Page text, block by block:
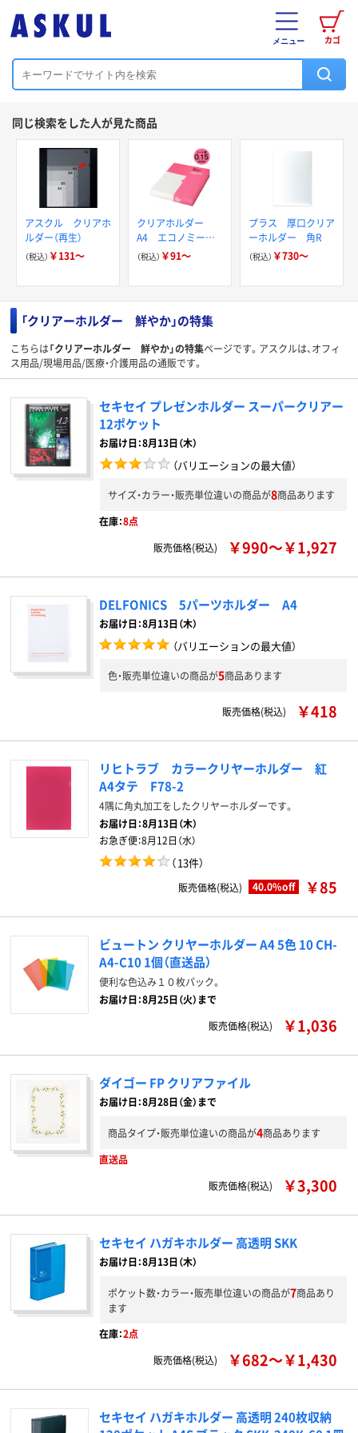
カゴ
メニュー
同じ検索をした人が見た商品
アスクル クリアホ
ルダー（再生）
（税込） ￥131～
クリアホルダー
A4 エコノミース
リム アスクル フ
（税込） ￥91～
プラス 厚口クリア
ーホルダー 角R
（税込） ￥730～
「クリアーホルダー 鮮やか」の特集
こちらは「クリアーホルダー 鮮やか」の特集ページです。アスクルは、オフィ
ス用品/現場用品/医療・介護用品の通販です。
セキセイ プレゼンホルダー スーパークリアー
12ポケット
お届け日：8月13日（木）
（バリエーションの最大値）
サイズ・カラー・販売単位違いの商品が8商品あります
在庫：8点
販売価格(税込)
￥990～￥1,927
DELFONICS 5パーツホルダー A4
お届け日：8月13日（木）
（バリエーションの最大値）
色・販売単位違いの商品が5商品あります
販売価格(税込) ￥418
リヒトラブ カラークリヤーホルダー 紅
A4タテ F78-2
4隅に角丸加工をしたクリヤーホルダーです。
お届け日：8月13日（木）
お急ぎ便：8月12日（水）
（13件）
販売価格(税込) 40.0%off ￥85
ビュートン クリヤーホルダー A4 5色 10 CH-
A4-C10 1個（直送品）
便利な色込み１０枚パック。
お届け日：8月25日（火）まで
販売価格(税込)
￥1,036
ダイゴー FP クリアファイル
お届け日：8月28日（金）まで
商品タイプ・販売単位違いの商品が4商品あります
直送品
販売価格(税込)
￥3,300
セキセイ ハガキホルダー 高透明 SKK
お届け日：8月13日（木）
ポケット数・カラー・販売単位違いの商品が7商品あり
ます
在庫：2点
販売価格(税込)
￥682～￥1,430
セキセイ ハガキホルダー 高透明 240枚収納